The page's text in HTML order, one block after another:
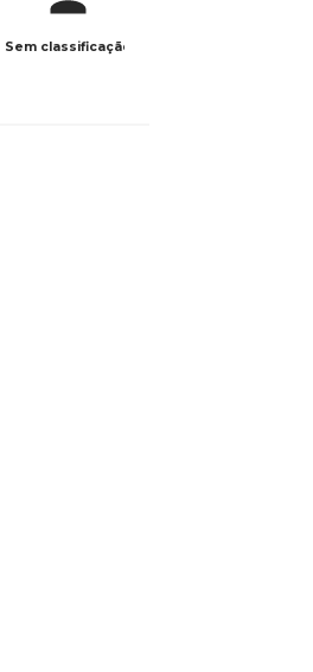
Sem classificação